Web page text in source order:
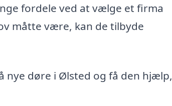
fordele ved at vælge et firma
måtte være, kan de tilbyde
nye døre i Ølsted og få den hjælp,